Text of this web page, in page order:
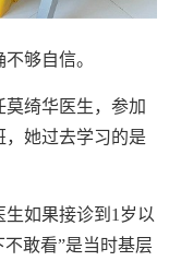
够自信。
绮华医生，参加
，她过去学习的是
如果接诊到1岁以
敢看”是当时基层